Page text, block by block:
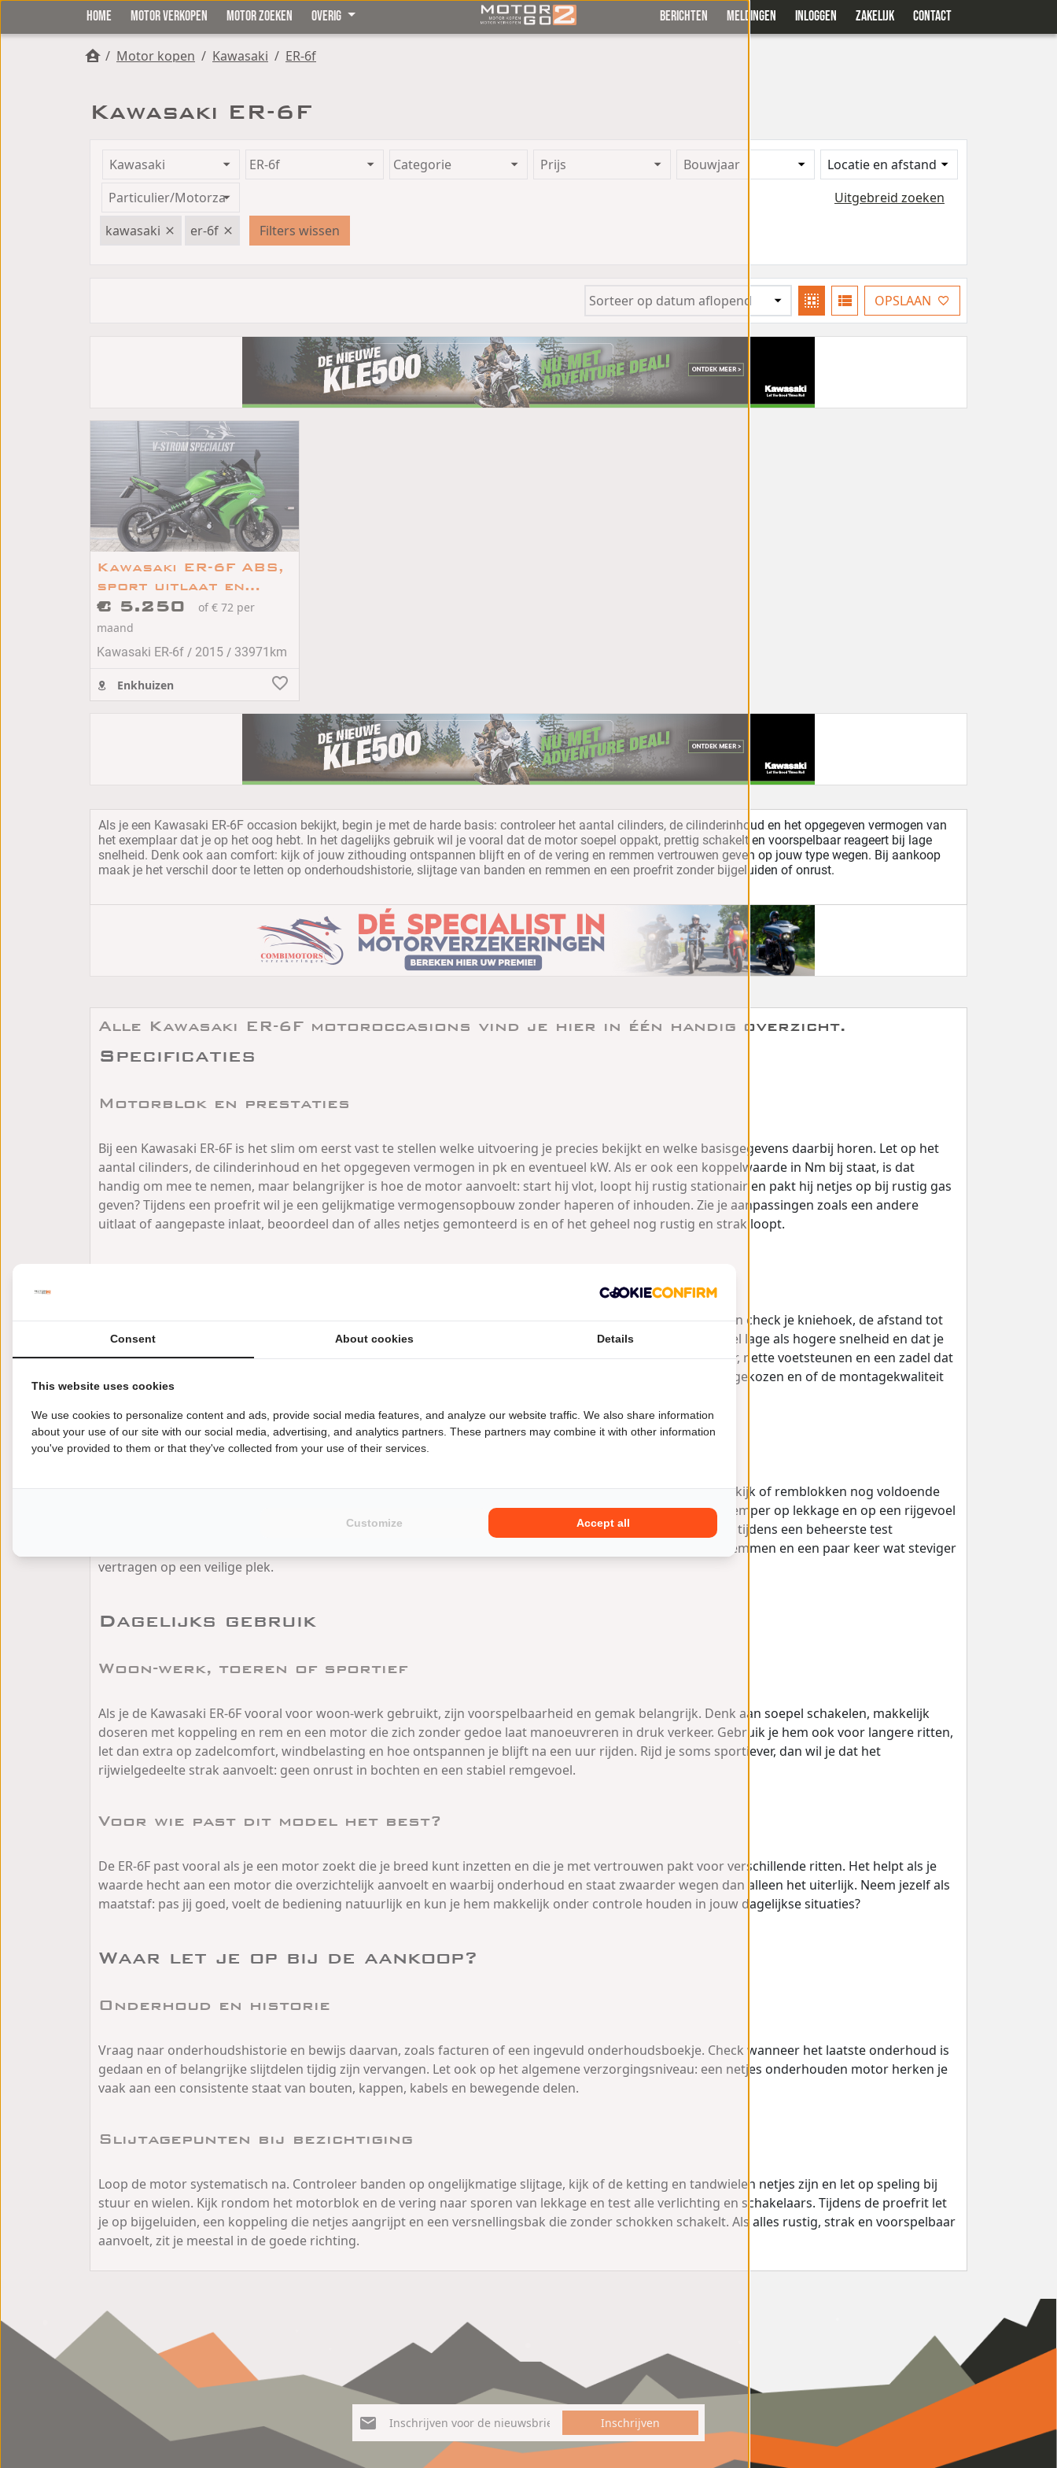
HOME MOTOR VERKOPEN MOTOR ZOEKEN OVERIG BERICHTEN MELDINGEN INLOGGEN ZAKELIJK CONTACT
/ Motor kopen / Kawasaki / ER-6f
Kawasaki ER-6F
Prijs Bouwjaar
Locatie en afstand
Uitgebreid zoeken
kawasaki
er-6f Filters wissen
OPSLAAN
Kawasaki ER-6F ABS,
sport uitlaat en
slechts 32.000 km !
€ 5.250
of € 72 per
maand
Kawasaki ER-6f / 2015 / 33971km
Enkhuizen
Als je een Kawasaki ER-6F occasion bekijkt, begin je met de harde basis: controleer het aantal cilinders, de cilinderinhoud en het opgegeven vermogen van
het exemplaar dat je op het oog hebt. In het dagelijks gebruik wil je vooral dat de motor soepel oppakt, prettig schakelt en voorspelbaar reageert bij lage
snelheid. Denk ook aan comfort: kijk of jouw zithouding ontspannen blijft en of de vering en remmen vertrouwen geven op jouw type wegen. Bij aankoop
maak je het verschil door te letten op onderhoudshistorie, slijtage van banden en remmen en een proefrit zonder bijgeluiden of onrust.
Alle Kawasaki ER-6F motoroccasions vind je hier in één handig overzicht.
Specificaties
Motorblok en prestaties
Bij een Kawasaki ER-6F is het slim om eerst vast te stellen welke uitvoering je precies bekijkt en welke basisgegevens daarbij horen. Let op het
aantal cilinders, de cilinderinhoud en het opgegeven vermogen in pk en eventueel kW. Als er ook een koppelwaarde in Nm bij staat, is dat
handig om mee te nemen, maar belangrijker is hoe de motor aanvoelt: start hij vlot, loopt hij rustig stationair en pakt hij netjes op bij rustig gas
geven? Tijdens een proefrit wil je een gelijkmatige vermogensopbouw zonder haperen of inhouden. Zie je aanpassingen zoals een andere
uitlaat of aangepaste inlaat, beoordeel dan of alles netjes gemonteerd is en of het geheel nog rustig en strak loopt.
Of de ER-6F bij je past, merk je vooral aan hoe je erop zit en hoe makkelijk je hem hanteert. Ga erop zitten en check je kniehoek, de afstand tot
het stuur en of je voldoende steun vindt op het zadel. Tijdens rijden wil je dat de motor stabiel blijft bij zowel lage als hogere snelheid en dat je
niet continu hoeft te corrigeren. Comfort zit ook in de staat van de vering en in details zoals een recht stuur, nette voetsteunen en een zadel dat
nog voldoende steun biedt. Bij Motor2Go kijken we graag met je mee of eventuele accessoires logisch zijn gekozen en of de montagekwaliteit
klopt.
Remmen, vering en veiligheidssystemen
Remmen en vering bepalen hoe zeker de motor voelt. Controleer remschijven op groeven en roestranden, kijk of remblokken nog voldoende
materiaal hebben en voel of het remhendel stevig blijft als je druk opbouwt. Let bij de voorvork en achterdemper op lekkage en op een rijgevoel
dat niet stuitert of na-ijlt. Als de motor veiligheidssystemen heeft, wil je geen storingslampjes en moet alles tijdens een beheerste test
consequent werken. Een goede proefrit bevat daarom altijd meerdere momenten: rustig rollen, normaal remmen en een paar keer wat steviger
vertragen op een veilige plek.
Dagelijks gebruik
Woon-werk, toeren of sportief
Als je de Kawasaki ER-6F vooral voor woon-werk gebruikt, zijn voorspelbaarheid en gemak belangrijk. Denk aan soepel schakelen, makkelijk
doseren met koppeling en rem en een motor die zich zonder gedoe laat manoeuvreren in druk verkeer. Gebruik je hem ook voor langere ritten,
let dan extra op zadelcomfort, windbelasting en hoe ontspannen je blijft na een uur rijden. Rijd je soms sportiever, dan wil je dat het
rijwielgedeelte strak aanvoelt: geen onrust in bochten en een stabiel remgevoel.
Voor wie past dit model het best?
De ER-6F past vooral als je een motor zoekt die je breed kunt inzetten en die je met vertrouwen pakt voor verschillende ritten. Het helpt als je
waarde hecht aan een motor die overzichtelijk aanvoelt en waarbij onderhoud en staat zwaarder wegen dan alleen het uiterlijk. Neem jezelf als
maatstaf: pas jij goed, voelt de bediening natuurlijk en kun je hem makkelijk onder controle houden in jouw dagelijkse situaties?
Waar let je op bij de aankoop?
Onderhoud en historie
Vraag naar onderhoudshistorie en bewijs daarvan, zoals facturen of een ingevuld onderhoudsboekje. Check wanneer het laatste onderhoud is
gedaan en of belangrijke slijtdelen tijdig zijn vervangen. Let ook op het algemene verzorgingsniveau: een netjes onderhouden motor herken je
vaak aan een consistente staat van bouten, kappen, kabels en bewegende delen.
Slijtagepunten bij bezichtiging
Loop de motor systematisch na. Controleer banden op ongelijkmatige slijtage, kijk of de ketting en tandwielen netjes zijn en let op speling bij
stuur en wielen. Kijk rondom het motorblok en de vering naar sporen van lekkage en test alle verlichting en schakelaars. Tijdens de proefrit let
je op bijgeluiden, een koppeling die netjes aangrijpt en een versnellingsbak die zonder schokken schakelt. Als alles rustig, strak en voorspelbaar
aanvoelt, zit je meestal in de goede richting.
Inschrijven
Consent About cookies Details
This website uses cookies
We use cookies to personalize content and ads, provide social media features, and analyze our website traffic. We also share information
about your use of our site with our social media, advertising, and analytics partners. These partners may combine it with other information
you've provided to them or that they've collected from your use of their services.
Customize Accept all